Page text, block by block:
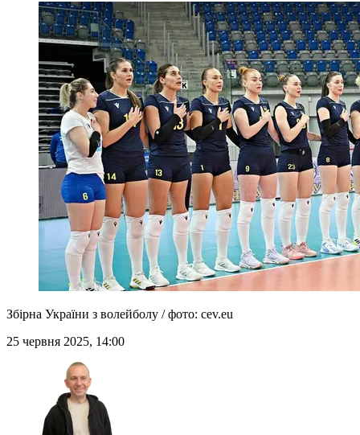
Збірна України з волейболу / фото: cev.eu
25 червня 2025, 14:00